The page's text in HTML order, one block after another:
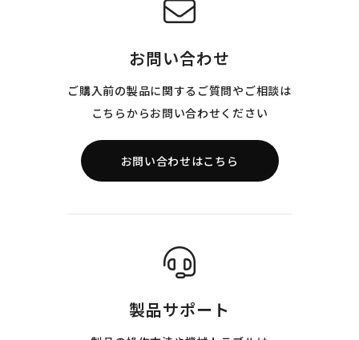
お問い合わせ
ご購入前の製品に関するご質問やご相談は
こちらからお問い合わせください
お問い合わせはこちら
製品サポート